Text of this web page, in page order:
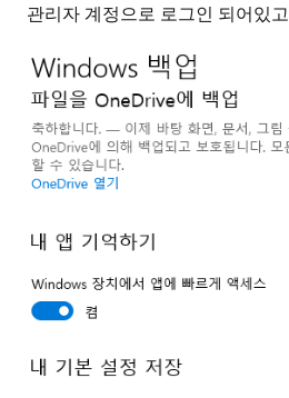
관리자 계정으로 로그인 되어있고